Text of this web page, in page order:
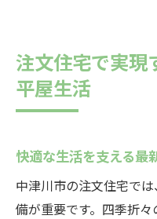
注文住宅で実現
平屋生活
快適な生活を支える最
中津川市の注文住宅で
備が重要です。四季折